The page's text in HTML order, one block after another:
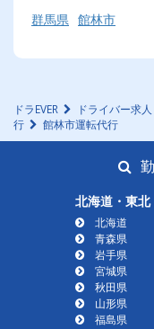
群馬県 館林市
ドラEVER ドライバー求人
行
館林市運転代行
北海道・東北
北海道
青森県
岩手県
宮城県
秋田県
山形県
福島県